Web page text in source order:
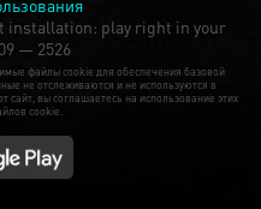
installation: play right in your
— 2526
файлы cookie для обеспечения базовой
не отслеживаются и не используются в
сайт, вы соглашаетесь на использование этих
cookie.